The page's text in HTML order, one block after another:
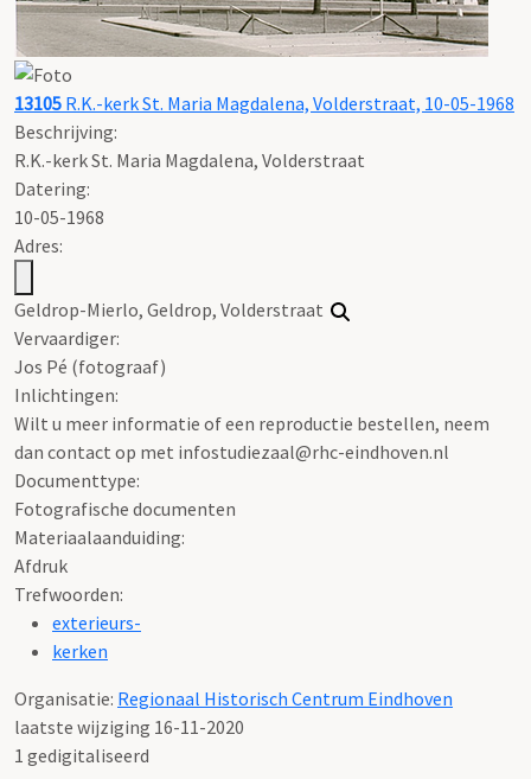
13105 R.K.-kerk St. Maria Magdalena, Volderstraat, 10-05-1968
Beschrijving:
R.K.-kerk St. Maria Magdalena, Volderstraat
Datering:
10-05-1968
Adres:
Geldrop-Mierlo, Geldrop, Volderstraat
Vervaardiger:
Jos Pé (fotograaf)
Inlichtingen:
Wilt u meer informatie of een reproductie bestellen, neem
dan contact op met infostudiezaal@rhc-eindhoven.nl
Documenttype:
Fotografische documenten
Materiaalaanduiding:
Afdruk
Trefwoorden:
exterieurs-
kerken
Organisatie: Regionaal Historisch Centrum Eindhoven
laatste wijziging 16-11-2020
1 gedigitaliseerd